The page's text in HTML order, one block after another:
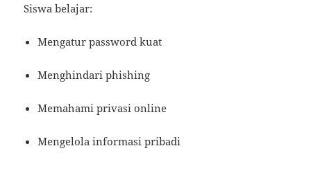
Siswa belajar:
Mengatur password kuat
Menghindari phishing
Memahami privasi online
Mengelola informasi pribadi